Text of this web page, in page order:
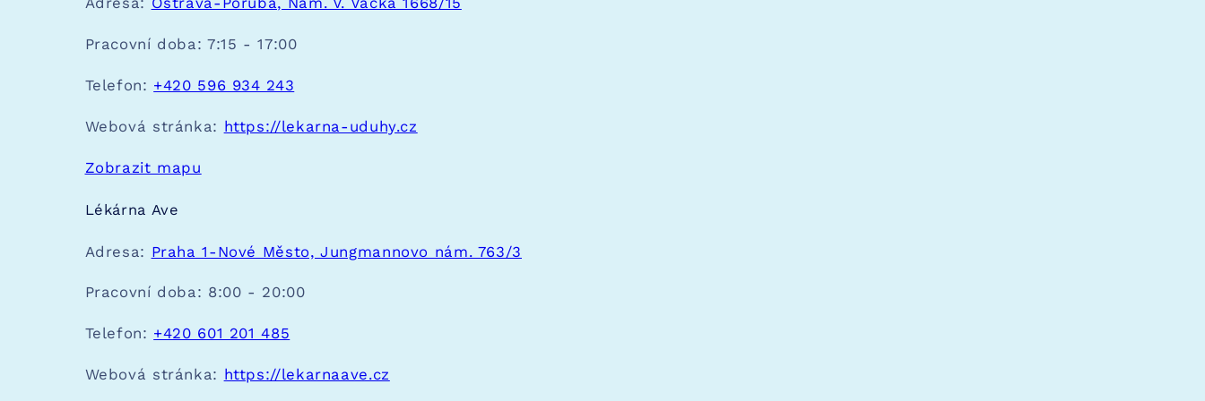
Pracovní doba: 7:15 - 17:00
Telefon: +420 596 934 243
Webová stránka: https://lekarna-uduhy.cz
Zobrazit mapu
Lékárna Ave
Adresa: Praha 1-Nové Město, Jungmannovo nám. 763/3
Pracovní doba: 8:00 - 20:00
Telefon: +420 601 201 485
Webová stránka: https://lekarnaave.cz